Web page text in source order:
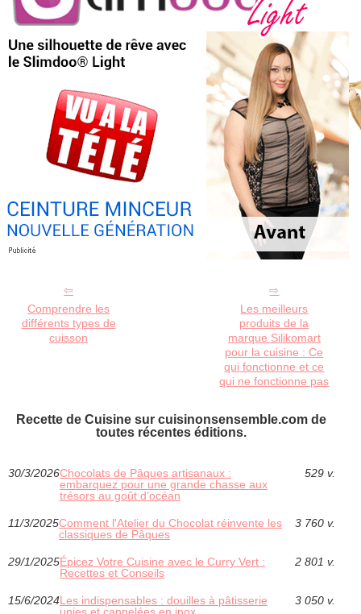
Comprendre les
différents types de
cuisson
Les meilleurs
produits de la
marque Silikomart
pour la cuisine : Ce
qui fonctionne et ce
qui ne fonctionne pas
Recette de Cuisine sur cuisinonsensemble.com de
toutes récentes éditions.
30/3/2026Chocolats de Pâques artisanaux :
embarquez pour une grande chasse aux
trésors au goût d’océan
529 v.
11/3/2025Comment l'Atelier du Chocolat réinvente les
classiques de Pâques
3 760 v.
29/1/2025Épicez Votre Cuisine avec le Curry Vert :
Recettes et Conseils
2 801 v.
15/6/2024Les indispensables : douilles à pâtisserie
3 050 v.